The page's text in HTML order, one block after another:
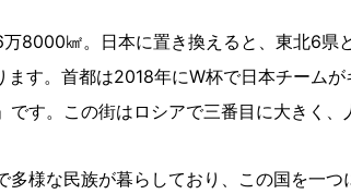
8000㎢。日本に置き換えると、東北6県
す。首都は2018年にW杯で日本チーム
です。この街はロシアで三番目に大きく、
多様な民族が暮らしており、この国を一